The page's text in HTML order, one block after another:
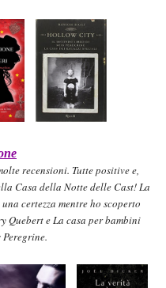
recensioni. Tutte positive e,
Casa della Notte delle Cast! La
certezza mentre ho scoperto
Quebert e La casa per bambini
Peregrine.